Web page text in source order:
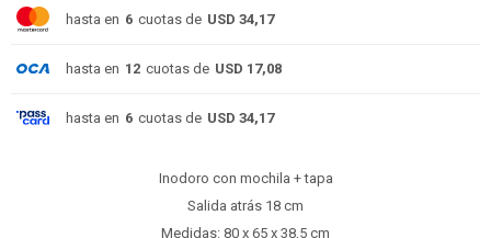
hasta en 6 cuotas de USD 34,17
hasta en 12 cuotas de USD 17,08
hasta en 6 cuotas de USD 34,17
Inodoro con mochila + tapa
Salida atrás 18 cm
Medidas: 80 x 65 x 38,5 cm